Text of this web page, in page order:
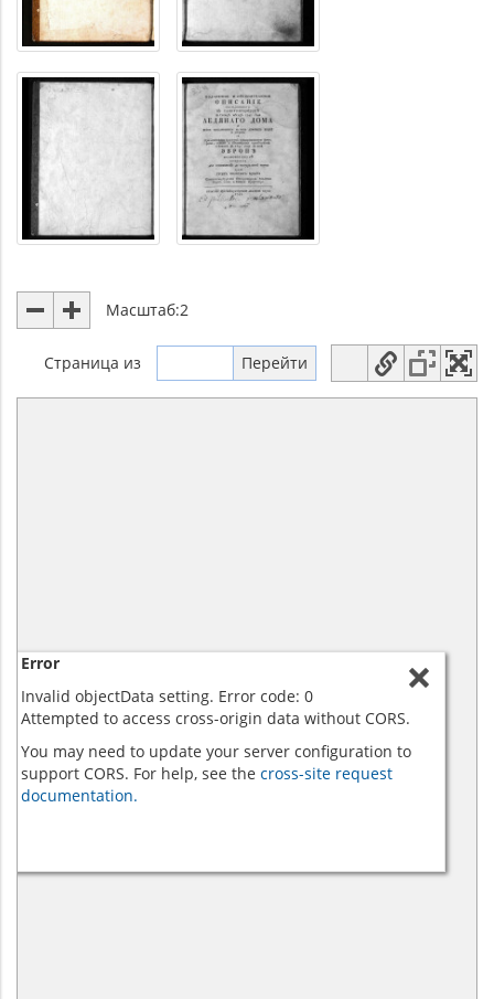
Масштаб:2
Страница из
Error
Invalid objectData setting. Error code: 0
Attempted to access cross-origin data without CORS.
You may need to update your server configuration to
support CORS. For help, see the cross-site request
documentation.